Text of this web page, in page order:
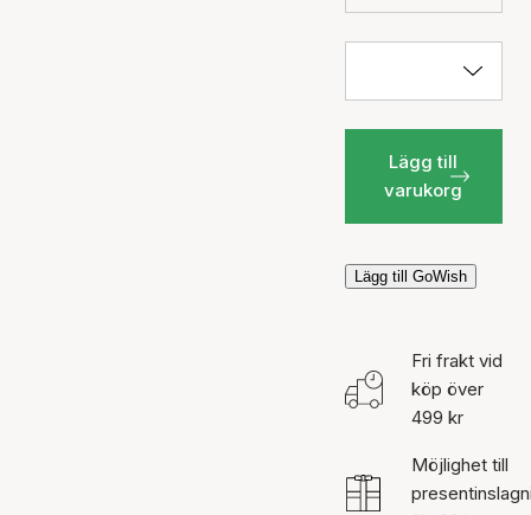
Lägg till
varukorg
Lägg till GoWish
Fri frakt vid
köp över
499 kr
Möjlighet till